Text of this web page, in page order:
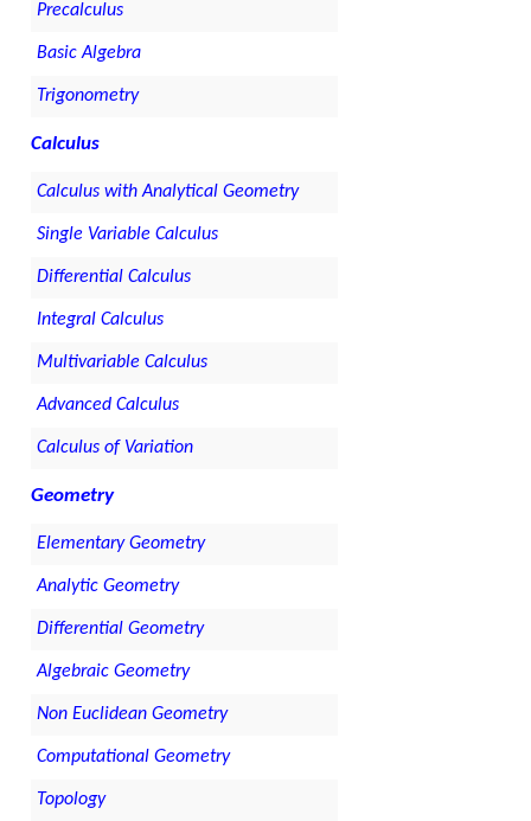
Precalculus
Basic Algebra
Trigonometry
Calculus
Calculus with Analytical Geometry
Single Variable Calculus
Differential Calculus
Integral Calculus
Multivariable Calculus
Advanced Calculus
Calculus of Variation
Geometry
Elementary Geometry
Analytic Geometry
Differential Geometry
Algebraic Geometry
Non Euclidean Geometry
Computational Geometry
Topology